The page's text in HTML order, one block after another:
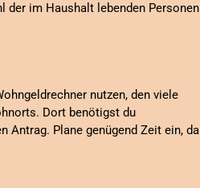
der im Haushalt lebenden Personen
nutzen, den viele
Dort benötigst du
Antrag. Plane genügend Zeit ein, da